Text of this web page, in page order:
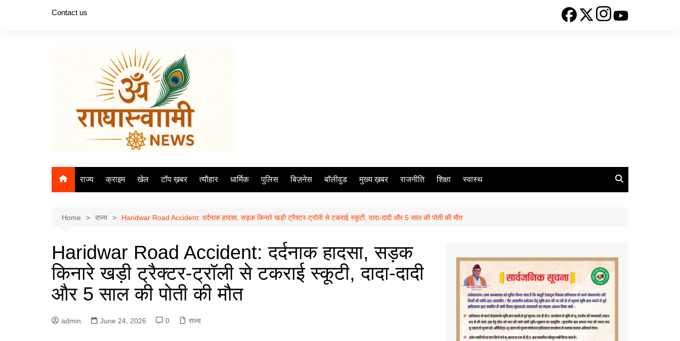
Contact us
राज्य क्राइम खेल टॉप ख़बर त्यौहार धार्मिक पुलिस बिज़नेस बॉलीवुड मुख्य ख़बर राजनीति शिक्षा स्वास्थ
Home राज्य Haridwar Road Accident: दर्दनाक हादसा, सड़क किनारे खड़ी ट्रैक्टर-ट्रॉली से टकराई स्कूटी, दादा-दादी और 5 साल की पोती की मौत
Haridwar Road Accident: दर्दनाक हादसा, सड़क
किनारे खड़ी ट्रैक्टर-ट्रॉली से टकराई स्कूटी, दादा-दादी
और 5 साल की पोती की मौत
admin June 24, 2026 0 राज्य